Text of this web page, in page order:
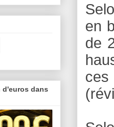
en
de
ces
d'euros dans